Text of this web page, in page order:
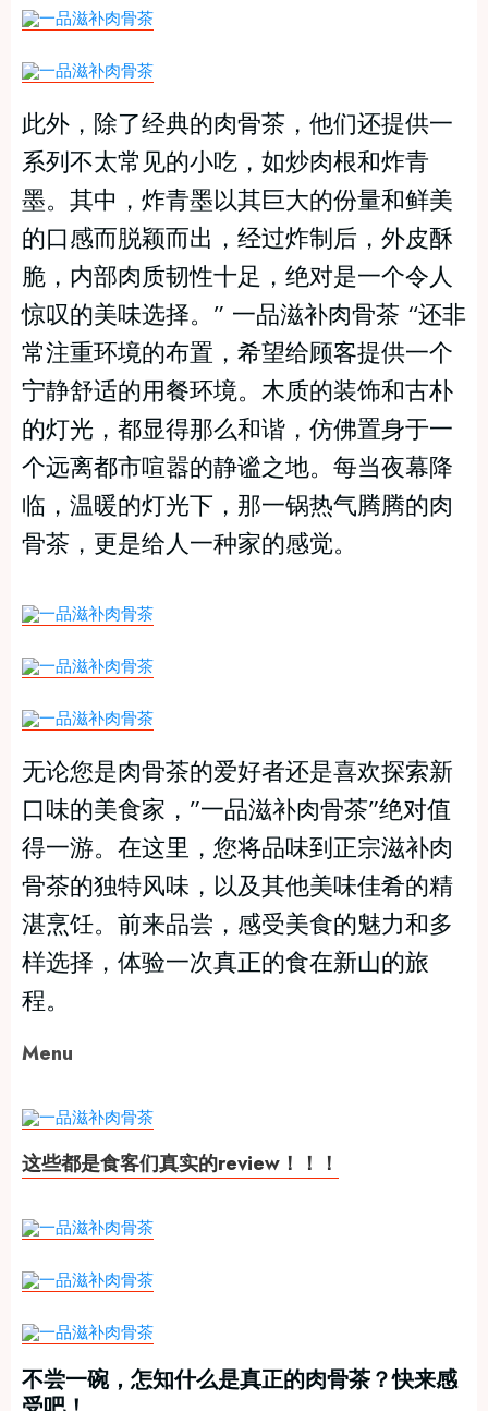
此外，除了经典的肉骨茶，他们还提供一
系列不太常见的小吃，如炒肉根和炸青
墨。其中，炸青墨以其巨大的份量和鲜美
的口感而脱颖而出，经过炸制后，外皮酥
脆，内部肉质韧性十足，绝对是一个令人
惊叹的美味选择。” 一品滋补肉骨茶 “还非
常注重环境的布置，希望给顾客提供一个
宁静舒适的用餐环境。木质的装饰和古朴
的灯光，都显得那么和谐，仿佛置身于一
个远离都市喧嚣的静谧之地。每当夜幕降
临，温暖的灯光下，那一锅热气腾腾的肉
骨茶，更是给人一种家的感觉。
无论您是肉骨茶的爱好者还是喜欢探索新
口味的美食家，”一品滋补肉骨茶”绝对值
得一游。在这里，您将品味到正宗滋补肉
骨茶的独特风味，以及其他美味佳肴的精
湛烹饪。前来品尝，感受美食的魅力和多
样选择，体验一次真正的食在新山的旅
程。
Menu
这些都是食客们真实的review！！！
不尝一碗，怎知什么是真正的肉骨茶？快来感